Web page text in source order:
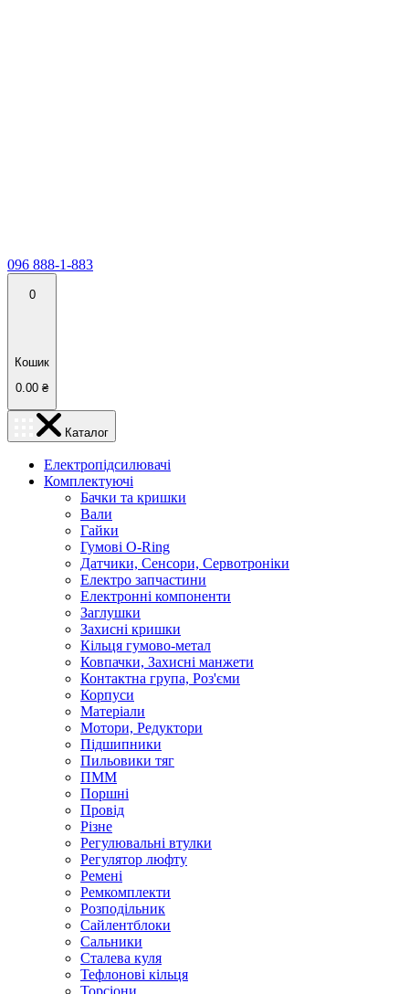
096 888-1-883
0
Кошик
0.00 ₴
Каталог
Електропідсилювачі
Комплектуючі
Бачки та кришки
Вали
Гайки
Гумові O-Ring
Датчики, Сенсори, Сервотроніки
Електро запчастини
Електронні компоненти
Заглушки
Захисні кришки
Кільця гумово-метал
Ковпачки, Захисні манжети
Контактна група, Роз'єми
Корпуси
Матеріали
Мотори, Редуктори
Підшипники
Пильовики тяг
ПММ
Поршні
Провід
Різне
Регулювальні втулки
Регулятор люфту
Ремені
Ремкомплекти
Розподільник
Сайлентблоки
Сальники
Сталева куля
Тефлонові кільця
Торсіони